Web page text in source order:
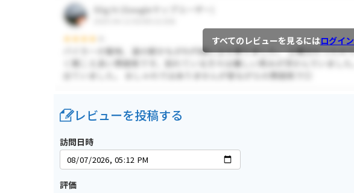
すべてのレビューを見るにはログイン
レビューを投稿する
訪問日時
評価